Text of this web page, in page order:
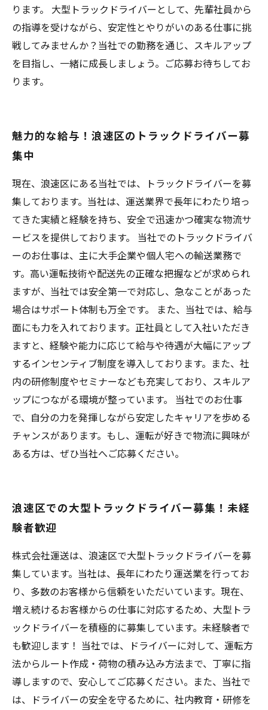
ります。 大型トラックドライバーとして、先輩社員から
の指導を受けながら、安定性とやりがいのある仕事に挑
戦してみませんか？当社での勤務を通じ、スキルアップ
を目指し、一緒に成長しましょう。ご応募お待ちしてお
ります。
魅力的な給与！浪速区のトラックドライバー募
集中
現在、浪速区にある当社では、トラックドライバーを募
集しております。当社は、運送業界で長年にわたり培っ
てきた実績と経験を持ち、安全で迅速かつ確実な物流サ
ービスを提供しております。 当社でのトラックドライバ
ーのお仕事は、主に大手企業や個人宅への輸送業務で
す。高い運転技術や配送先の正確な把握などが求められ
ますが、当社では安全第一で対応し、急なことがあった
場合はサポート体制も万全です。 また、当社では、給与
面にも力を入れております。正社員として入社いただき
ますと、経験や能力に応じて給与や待遇が大幅にアップ
するインセンティブ制度を導入しております。また、社
内の研修制度やセミナーなども充実しており、スキルア
ップにつながる環境が整っています。 当社でのお仕事
で、自分の力を発揮しながら安定したキャリアを歩める
チャンスがあります。もし、運転が好きで物流に興味が
ある方は、ぜひ当社へご応募ください。
浪速区での大型トラックドライバー募集！未経
験者歓迎
株式会社運送は、浪速区で大型トラックドライバーを募
集しています。当社は、長年にわたり運送業を行ってお
り、多数のお客様から信頼をいただいています。現在、
増え続けるお客様からの仕事に対応するため、大型トラ
ックドライバーを積極的に募集しています。未経験者で
も歓迎します！ 当社では、ドライバーに対して、運転方
法からルート作成・荷物の積み込み方法まで、丁寧に指
導しますので、安心してご応募ください。また、当社で
は、ドライバーの安全を守るために、社内教育・研修を